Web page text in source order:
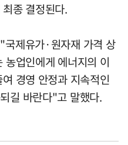
종 결정된다.
제유가·원자재 가격 상
농업인에게 에너지의 이
경영 안정과 지속적인
길 바란다"고 말했다.